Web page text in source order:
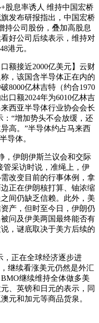
息率诱人 维持中国宏桥
发布研报指出，中国宏桥
持公司股份，叠加高股息
好公司后续表示，维持对
港元。
额接近2000亿美元】云财
，该国含半导体正在内的
8000亿林吉特（约合1970
口额2024年为6010亿林吉
西亚半导体行业协会会长
：“增加势头不会放缓，还
高。”半导体约占马来西
导体。
伊朗伊斯兰议会和交际
管采访时说，准绳上，伊
改变目前的行事体例，拿
正在伊朗核打算、铀浓缩
间仍缺乏信赖。此外，美
产，但时至今日，伊朗仍
问及伊美两国最终能否有
，谜底取决于美方后续的
正在全球经济逐步进
继续看涨美元仍然是外汇
继续维持全体做多美
、英镑和日元的表示，同
元和加元等商品货泉。